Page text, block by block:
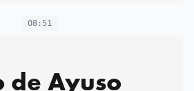
08:51
de Ayuso